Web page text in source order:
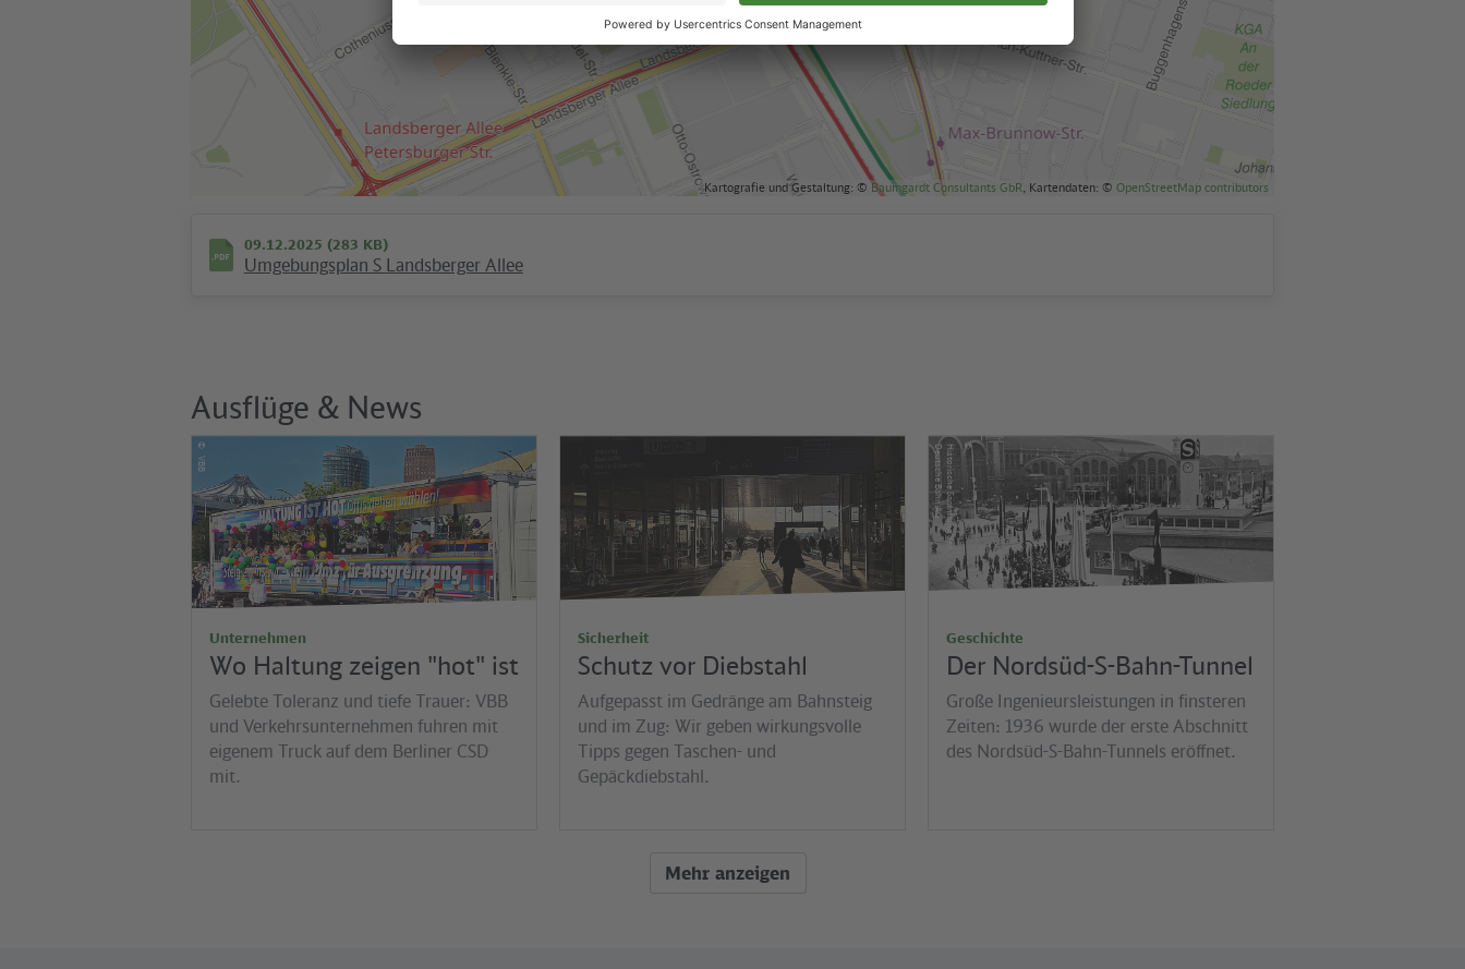
Kartografie und Gestaltung: © Baumgardt Consultants GbR, Kartendaten: © OpenStreetMap contributors
09.12.2025 (283 KB)
Umgebungsplan S Landsberger Allee
Ausflüge & News
©
VBB
Unternehmen
Wo Haltung zeigen "hot" ist
Gelebte Toleranz und tiefe Trauer: VBB
und Verkehrsunternehmen fuhren mit
eigenem Truck auf dem Berliner CSD
mit.
Sicherheit
Schutz vor Diebstahl
Aufgepasst im Gedränge am Bahnsteig
und im Zug: Wir geben wirkungsvolle
Tipps gegen Taschen- und
Gepäckdiebstahl.
©
H
is
t
o
r
is
c
h
e
S
a
m
m
lu
n
g
d
e
r
D
e
u
t
s
c
h
e
B
a
h
n
A
G
Geschichte
Der Nordsüd-S-Bahn-Tunnel
Große Ingenieursleistungen in finsteren
Zeiten: 1936 wurde der erste Abschnitt
des Nordsüd-S-Bahn-Tunnels eröffnet.
Mehr anzeigen